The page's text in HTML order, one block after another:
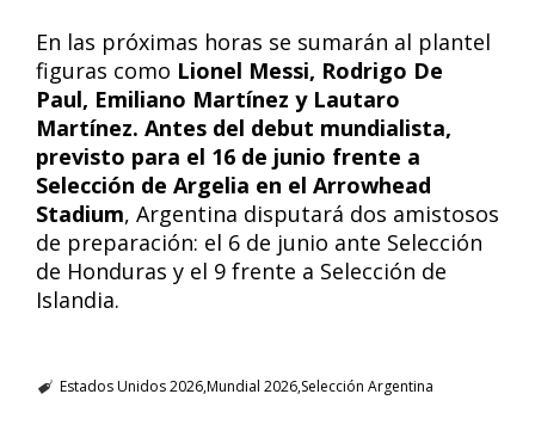
En las próximas horas se sumarán al plantel
figuras como Lionel Messi, Rodrigo De
Paul, Emiliano Martínez y Lautaro
Martínez. Antes del debut mundialista,
previsto para el 16 de junio frente a
Selección de Argelia en el Arrowhead
Stadium, Argentina disputará dos amistosos
de preparación: el 6 de junio ante Selección
de Honduras y el 9 frente a Selección de
Islandia.
Estados Unidos 2026Mundial 2026Selección Argentina